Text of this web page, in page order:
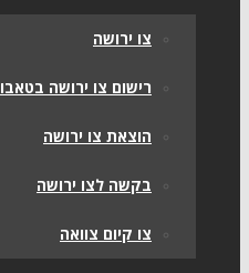
צו ירושה
רישום צו ירושה בטאבו
הוצאת צו ירושה
בקשה לצו ירושה
צו קיום צוואה